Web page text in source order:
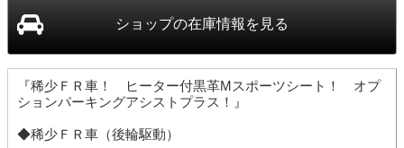
ショップの在庫情報を見る
『稀少ＦＲ車！ ヒーター付黒革Mスポーツシート！ オプ
ションパーキングアシストプラス！』
◆稀少ＦＲ車（後輪駆動）